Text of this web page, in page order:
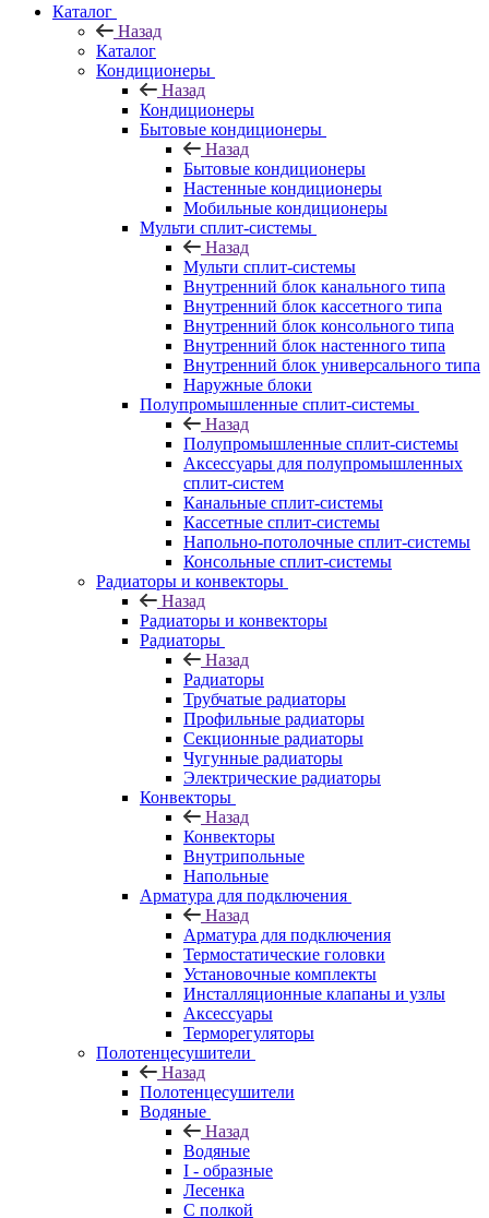
Каталог
Назад
Каталог
Кондиционеры
Назад
Кондиционеры
Бытовые кондиционеры
Назад
Бытовые кондиционеры
Настенные кондиционеры
Мобильные кондиционеры
Мульти сплит-системы
Назад
Мульти сплит-системы
Внутренний блок канального типа
Внутренний блок кассетного типа
Внутренний блок консольного типа
Внутренний блок настенного типа
Внутренний блок универсального типа
Наружные блоки
Полупромышленные сплит-системы
Назад
Полупромышленные сплит-системы
Аксессуары для полупромышленных
сплит-систем
Канальные сплит-системы
Кассетные сплит-системы
Напольно-потолочные сплит-системы
Консольные сплит-системы
Радиаторы и конвекторы
Назад
Радиаторы и конвекторы
Радиаторы
Назад
Радиаторы
Трубчатые радиаторы
Профильные радиаторы
Секционные радиаторы
Чугунные радиаторы
Электрические радиаторы
Конвекторы
Назад
Конвекторы
Внутрипольные
Напольные
Арматура для подключения
Назад
Арматура для подключения
Термостатические головки
Установочные комплекты
Инсталляционные клапаны и узлы
Аксессуары
Терморегуляторы
Полотенцесушители
Назад
Полотенцесушители
Водяные
Назад
Водяные
I - образные
Лесенка
С полкой